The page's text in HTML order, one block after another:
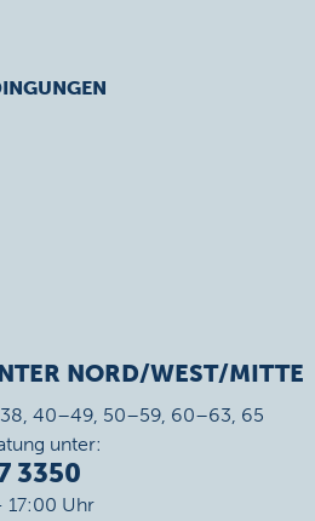
NORD/WEST/MITTE
40–49, 50–59, 60–63, 65
unter:
3350
Uhr